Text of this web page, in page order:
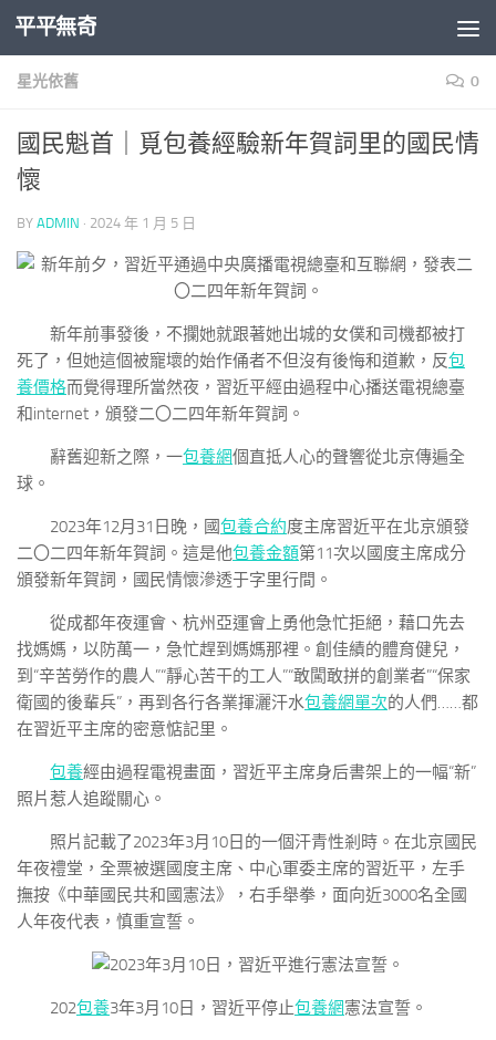
Skip to content
平平無奇
星光依舊 0
國民魁首｜覓包養經驗新年賀詞里的國民情
懷
BY ADMIN · 2024 年 1 月 5 日
新年前事發後，不攔她就跟著她出城的女僕和司機都被打
死了，但她這個被寵壞的始作俑者不但沒有後悔和道歉，反包
養價格而覺得理所當然夜，習近平經由過程中心播送電視總臺
和internet，頒發二〇二四年新年賀詞。
辭舊迎新之際，一包養網個直抵人心的聲響從北京傳遍全
球。
2023年12月31日晚，國包養合約度主席習近平在北京頒發
二〇二四年新年賀詞。這是他包養金額第11次以國度主席成分
頒發新年賀詞，國民情懷滲透于字里行間。
從成都年夜運會、杭州亞運會上勇他急忙拒絕，藉口先去
找媽媽，以防萬一，急忙趕到媽媽那裡。創佳績的體育健兒，
到“辛苦勞作的農人”“靜心苦干的工人”“敢闖敢拼的創業者”“保家
衛國的後輩兵”，再到各行各業揮灑汗水包養網單次的人們……都
在習近平主席的密意惦記里。
包養經由過程電視畫面，習近平主席身后書架上的一幅“新”
照片惹人追蹤關心。
照片記載了2023年3月10日的一個汗青性剎時。在北京國民
年夜禮堂，全票被選國度主席、中心軍委主席的習近平，左手
撫按《中華國民共和國憲法》，右手舉拳，面向近3000名全國
人年夜代表，慎重宣誓。
202包養3年3月10日，習近平停止包養網憲法宣誓。